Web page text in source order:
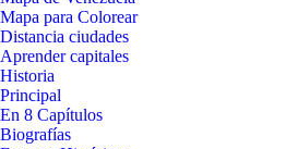
Mapa para Colorear
Distancia ciudades
Aprender capitales
Historia
Principal
En 8 Capítulos
Biografías